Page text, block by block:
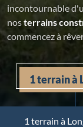
incontournable
nosterrains
commencez à
1 terrain à
1 terrain à